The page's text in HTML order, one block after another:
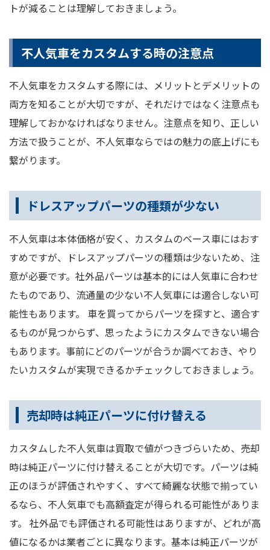
トが減ることは理解しておきましょう。
不人気車をカスタムする時の注意点
不人気車をカスタムする際には、メリットとデメリットの
両方を知ることが大切ですが、それだけではなく注意点も
理解しておかなければなりません。注意点を知り、正しい
方法で扱うことが、不人気車ならではの魅力の底上げにも
繋がります。
ドレスアップパーツの種類が少ない
不人気車は本体価格が安く、カスタムのベース車にはおす
すめですが、ドレスアップパーツの種類は少ないため、注
意が必要です。社外品パーツは基本的には人気車に合わせ
たものであり、流通量の少ない不人気車には適合しない可
能性もあります。 車を買ってからパーツを探すと、適合す
るものが見つからず、思ったようにカスタムできない場合
もあります。事前にどのパーツが合うか調べておき、やり
たいカスタムが実現できるかチェックしておきましょう。
売却時は純正パーツに付け替える
カスタムした不人気車は買取で値がつきづらいため、売却
時は純正パーツに付け替えることが大切です。パーツは純
正のほうが評価されやすく、すべて綺麗な状態で揃ってい
るなら、不人気車でも高額査定が得られる可能性がありま
す。 社外品でも評価される可能性はありますが、どれが高
値になるかは業者ごとに異なります。基本は純正パーツが